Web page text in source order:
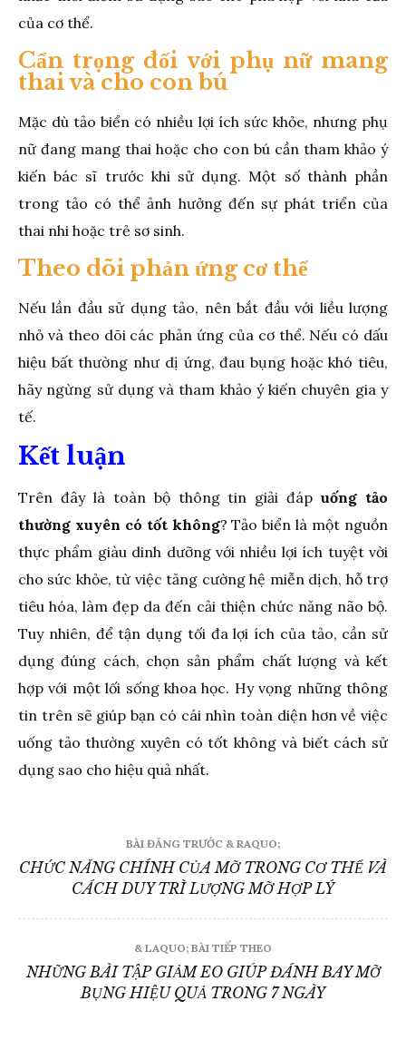
của cơ thể.
Cẩn trọng đối với phụ nữ mang
thai và cho con bú
Mặc dù tảo biển có nhiều lợi ích sức khỏe, nhưng phụ
nữ đang mang thai hoặc cho con bú cần tham khảo ý
kiến bác sĩ trước khi sử dụng. Một số thành phần
trong tảo có thể ảnh hưởng đến sự phát triển của
thai nhi hoặc trẻ sơ sinh.
Theo dõi phản ứng cơ thể
Nếu lần đầu sử dụng tảo, nên bắt đầu với liều lượng
nhỏ và theo dõi các phản ứng của cơ thể. Nếu có dấu
hiệu bất thường như dị ứng, đau bụng hoặc khó tiêu,
hãy ngừng sử dụng và tham khảo ý kiến chuyên gia y
tế.
Kết luận
Trên đây là toàn bộ thông tin giải đáp uống tảo
thường xuyên có tốt không? Tảo biển là một nguồn
thực phẩm giàu dinh dưỡng với nhiều lợi ích tuyệt vời
cho sức khỏe, từ việc tăng cường hệ miễn dịch, hỗ trợ
tiêu hóa, làm đẹp da đến cải thiện chức năng não bộ.
Tuy nhiên, để tận dụng tối đa lợi ích của tảo, cần sử
dụng đúng cách, chọn sản phẩm chất lượng và kết
hợp với một lối sống khoa học. Hy vọng những thông
tin trên sẽ giúp bạn có cái nhìn toàn diện hơn về việc
uống tảo thường xuyên có tốt không và biết cách sử
dụng sao cho hiệu quả nhất.
hướng
BÀI ĐĂNG TRƯỚC & RAQUO;
CHỨC NĂNG CHÍNH CỦA MỠ TRONG CƠ THỂ VÀ
CÁCH DUY TRÌ LƯỢNG MỠ HỢP LÝ
& LAQUO; BÀI TIẾP THEO
NHỮNG BÀI TẬP GIẢM EO GIÚP ĐÁNH BAY MỠ
BỤNG HIỆU QUẢ TRONG 7 NGÀY